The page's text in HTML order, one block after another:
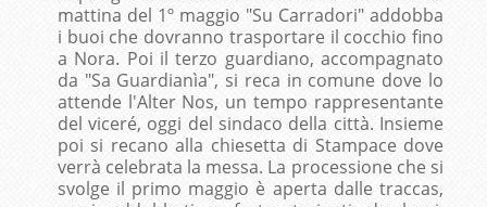
mattina del 1º maggio "Su Carradori" addobba
i buoi che dovranno trasportare il cocchio fino
a Nora. Poi il terzo guardiano, accompagnato
da "Sa Guardianìa", si reca in comune dove lo
attende l'Alter Nos, un tempo rappresentante
del viceré, oggi del sindaco della città. Insieme
poi si recano alla chiesetta di Stampace dove
verrà celebrata la messa. La processione che si
svolge il primo maggio è aperta dalle traccas,